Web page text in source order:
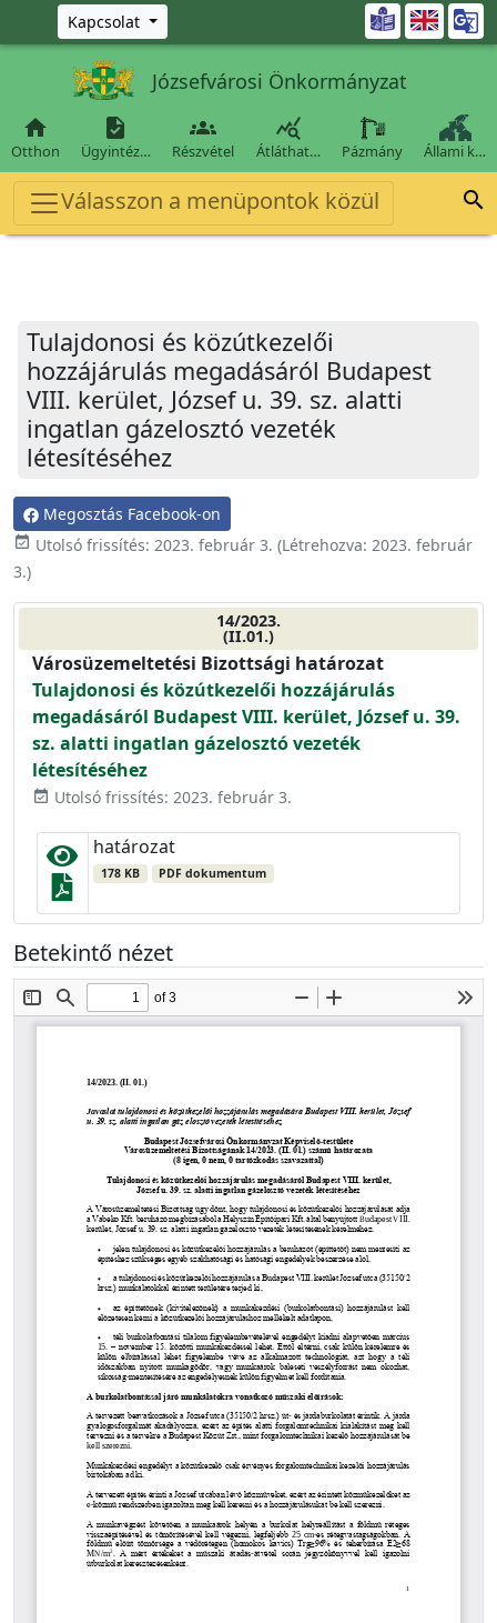
Ugrás a fő tartalomra
Kapcsolat 
Józsefvárosi Önkormányzat

Otthon

Ügyintéz…

Részvétel

Átláthat… Pázmány Állami k…
Válasszon a menüpontok közül 
Tulajdonosi és közútkezelői
hozzájárulás megadásáról Budapest
VIII. kerület, József u. 39. sz. alatti
ingatlan gázelosztó vezeték
létesítéséhez
Megosztás Facebook-on
event_available Utolsó frissítés: 2023. február 3. (Létrehozva: 2023. február
3.)
14/2023.
(II.01.)
Városüzemeltetési Bizottsági határozat
Tulajdonosi és közútkezelői hozzájárulás
megadásáról Budapest VIII. kerület, József u. 39.
sz. alatti ingatlan gázelosztó vezeték
létesítéséhez
event_available Utolsó frissítés: 2023. február 3.
határozat
178 KB PDF dokumentum
Betekintő nézet